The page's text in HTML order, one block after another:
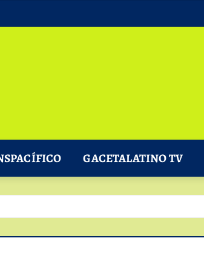
GACETALATINO TV